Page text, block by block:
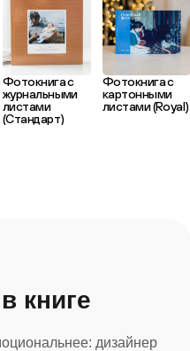
Фотокнига с
журнальными
листами
(Стандарт)
Фотокнига с
картонными
листами (Royal)
книге
дизайнер